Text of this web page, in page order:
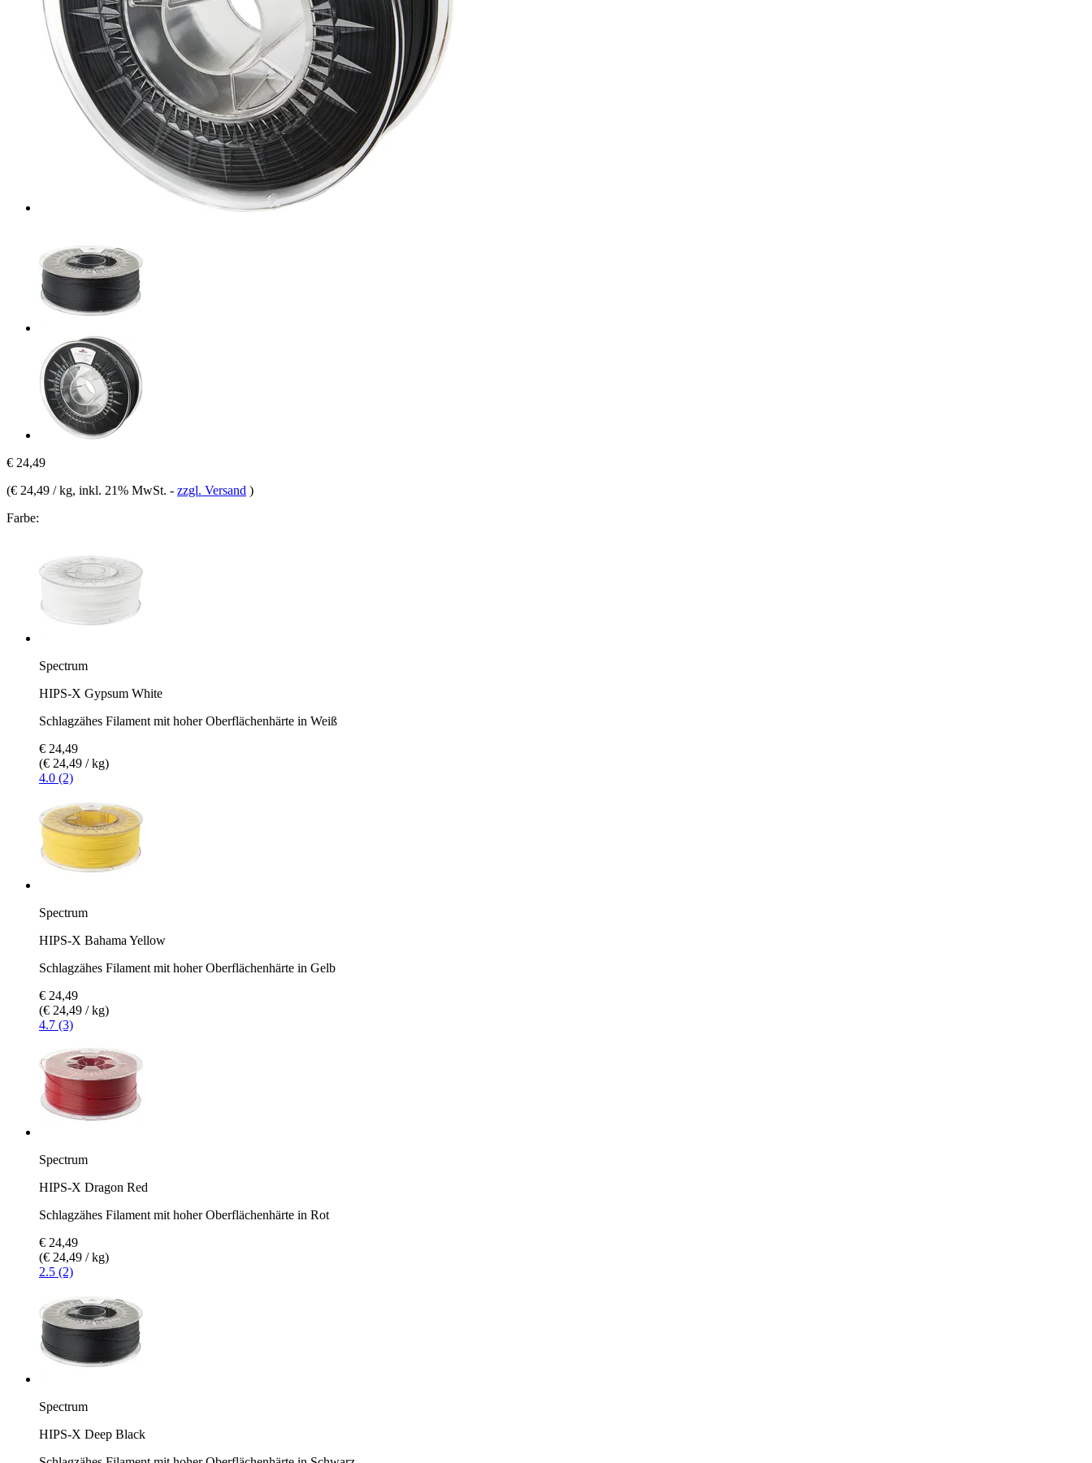
€ 24,49
(€ 24,49 / kg, inkl. 21% MwSt. - zzgl. Versand )
Farbe:
Spectrum
HIPS-X Gypsum White
Schlagzähes Filament mit hoher Oberflächenhärte in Weiß
€ 24,49
(€ 24,49 / kg)
4.0 (2)
Spectrum
HIPS-X Bahama Yellow
Schlagzähes Filament mit hoher Oberflächenhärte in Gelb
€ 24,49
(€ 24,49 / kg)
4.7 (3)
Spectrum
HIPS-X Dragon Red
Schlagzähes Filament mit hoher Oberflächenhärte in Rot
€ 24,49
(€ 24,49 / kg)
2.5 (2)
Spectrum
HIPS-X Deep Black